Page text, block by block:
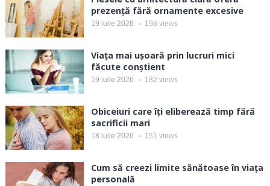
prezență fără ornamente excesive
19 iulie 2026 198 views
Viața mai ușoară prin lucruri mici
făcute conștient
19 iulie 2026 182 views
Obiceiuri care îți eliberează timp fără
sacrificii mari
18 iulie 2026 151 views
Cum să creezi limite sănătoase în viața
personală